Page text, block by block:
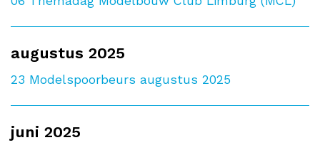
augustus 2025
23 Modelspoorbeurs augustus 2025
juni 2025